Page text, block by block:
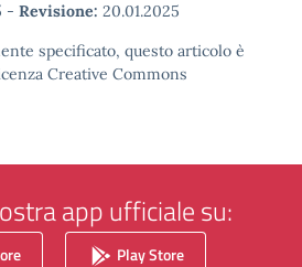
- Revisione: 20.01.2025
specificato, questo articolo è
Creative Commons
app ufficiale su:
Play Store